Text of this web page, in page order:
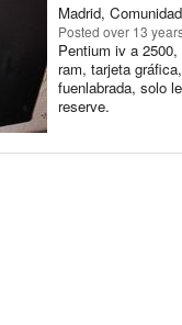
Madrid,
Posted over 13
Pentium iv a
ram, tarjeta
fuenlabrada, solo
reserve.